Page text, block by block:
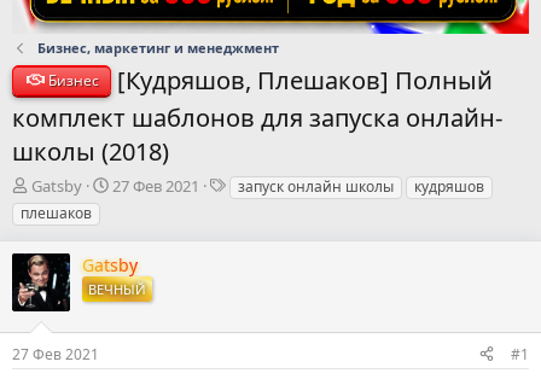
Бизнес, маркетинг и менеджмент
Бизнес
[Кудряшов, Плешаков] Полный
комплект шаблонов для запуска онлайн-
школы (2018)
А
в
т
о
р
т
е
м
ы
Gatsby
Д
н
а
а
27 Фев 2021
Тзапуск онлайн школы
кудряшов
плешаков
Gatsby
ВЕЧНЫЙ
27 Фев 2021 #1